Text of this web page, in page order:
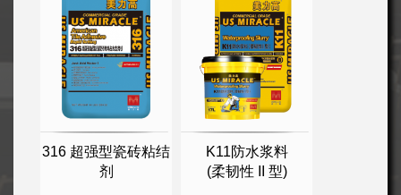
316 超强型瓷砖粘结
剂
K11防水浆料
(柔韧性 II 型)